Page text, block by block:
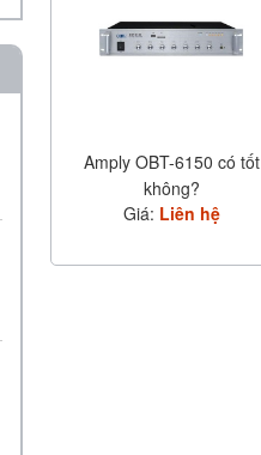
Amply OBT-6150 có tốt
không?
Giá: Liên hệ